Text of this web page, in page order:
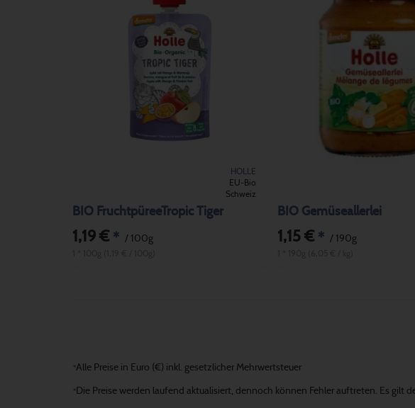
HOLLE
EU-Bio
Schweiz
BIO FruchtpüreeTropic Tiger
1,19 € * / 100g
BIO Gemüseallerlei
1,15 €* / 190g
*Alle Preise in Euro (€) inkl. gesetzlicher Mehrwertsteuer
* Die Preise werden laufend aktualisiert, dennoch können Fehler auftreten. Es gilt